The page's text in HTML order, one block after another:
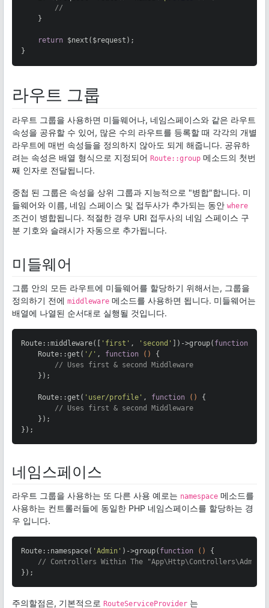
//
    }
return $next($request);
}
라우트 그룹
라우트 그룹을 사용하면 미들웨어나, 네임스페이스와 같은 라우트
속성을 공유할 수 있어, 많은 수의 라우트를 등록할 때 각각의 개별
라우트에 매번 속성들을 정의하지 않아도 되게 해줍니다. 공유하
려는 속성은 배열 형식으로 지정되어 Route::group 메소드의 첫번
째 인자로 전달됩니다.
중첩 된 그룹은 속성을 상위 그룹과 지능적으로 "병합"합니다. 미
들웨어와 이름, 네임 스페이스 및 접두사가 추가되는 동안 where
조건이 병합됩니다. 적절한 경우 URI 접두사의 네임 스페이스 구
분 기호와 슬래시가 자동으로 추가됩니다.
미들웨어
그룹 안의 모든 라우트에 미들웨어를 할당하기 위해서는, 그룹을
정의하기 전에 middleware 메소드를 사용하면 됩니다. 미들웨어는
배열에 나열된 순서대로 실행될 것입니다.
Route::middleware([ 'first' , 'second' ])->group( function
    Route::get(
'/' , function ()
{
// Uses first & second Middleware
    });
    Route::get(
'user/profile' , function ()
{
// Uses first & second Middleware
    });
});
네임스페이스
라우트 그룹을 사용하는 또 다른 사용 예로는 namespace 메소드를
사용하는 컨트롤러들에 동일한 PHP 네임스페이스를 할당하는 경
우 입니다.
Route::namespace( 'Admin' )->group( function ()
{
// Controllers Within The "App\Http\Controllers\Admin"
});
주의할점은, 기본적으로 RouteServiceProvider 는